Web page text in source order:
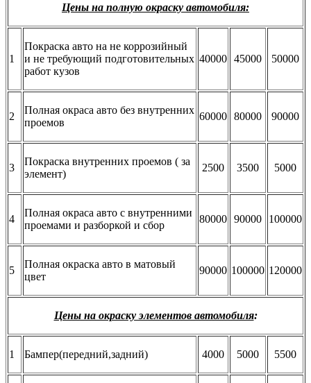
Цены на полную окраску автомобиля:
1
Покраска авто на не коррозийный
и не требующий подготовительных
работ кузов
40000 45000 50000
2
Полная окраса авто без внутренних
проемов
60000 80000 90000
3
Покраска внутренних проемов ( за
элемент)
2500 3500 5000
4
Полная окраса авто с внутренними
проемами и разборкой и сбор
80000 90000 100000
5
Полная окраска авто в матовый
цвет
90000 100000 120000
Цены на окраску элементов автомобиля:
1 Бампер(передний,задний) 4000 5000 5500